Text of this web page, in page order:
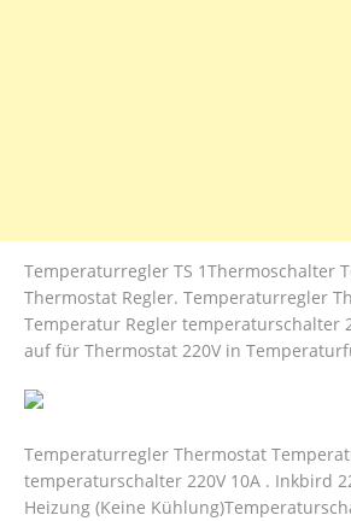
Temperaturregler TS 1Thermoschalter
Thermostat Regler. Temperaturregler
Temperatur Regler temperaturschalter
auf für Thermostat 220V in
Temperaturregler Thermostat
temperaturschalter 220V 10A . Inkbird
Heizung (Keine